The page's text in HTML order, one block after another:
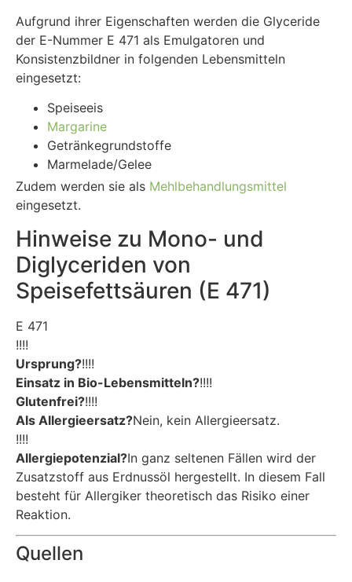
Aufgrund ihrer Eigenschaften werden die Glyceride
der E-Nummer E 471 als Emulgatoren und
Konsistenzbildner in folgenden Lebensmitteln
eingesetzt:
Speiseeis
Margarine
Getränkegrundstoffe
Marmelade/Gelee
Zudem werden sie als Mehlbehandlungsmittel
eingesetzt.
Hinweise zu Mono- und
Diglyceriden von
Speisefettsäuren (E 471)
E 471
!!!!
Ursprung?!!!!
Einsatz in Bio-Lebensmitteln?!!!!
Glutenfrei?!!!!
Als Allergieersatz?Nein, kein Allergieersatz.
!!!!
Allergiepotenzial?In ganz seltenen Fällen wird der
Zusatzstoff aus Erdnussöl hergestellt. In diesem Fall
besteht für Allergiker theoretisch das Risiko einer
Reaktion.
Quellen